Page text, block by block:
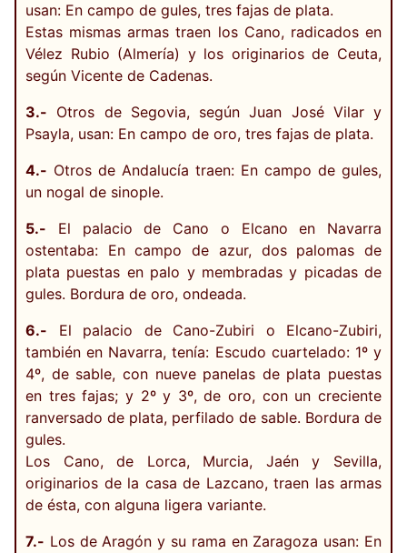
usan: En campo de gules, tres fajas de plata.
Estas mismas armas traen los Cano, radicados en
Vélez Rubio (Almería) y los originarios de Ceuta,
según Vicente de Cadenas.
3.- Otros de Segovia, según Juan José Vilar y
Psayla, usan: En campo de oro, tres fajas de plata.
4.- Otros de Andalucía traen: En campo de gules,
un nogal de sinople.
5.- El palacio de Cano o Elcano en Navarra
ostentaba: En campo de azur, dos palomas de
plata puestas en palo y membradas y picadas de
gules. Bordura de oro, ondeada.
6.- El palacio de Cano-Zubiri o Elcano-Zubiri,
también en Navarra, tenía: Escudo cuartelado: 1º y
4º, de sable, con nueve panelas de plata puestas
en tres fajas; y 2º y 3º, de oro, con un creciente
ranversado de plata, perfilado de sable. Bordura de
gules.
Los Cano, de Lorca, Murcia, Jaén y Sevilla,
originarios de la casa de Lazcano, traen las armas
de ésta, con alguna ligera variante.
7.- Los de Aragón y su rama en Zaragoza usan: En